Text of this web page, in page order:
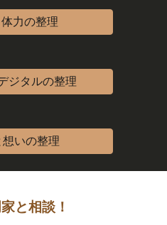
力の整理
ジタルの整理
いの整理
と相談 ！